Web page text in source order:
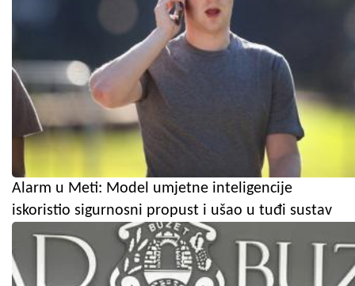
Alarm u Meti: Model umjetne inteligencije
iskoristio sigurnosni propust i ušao u tuđi sustav